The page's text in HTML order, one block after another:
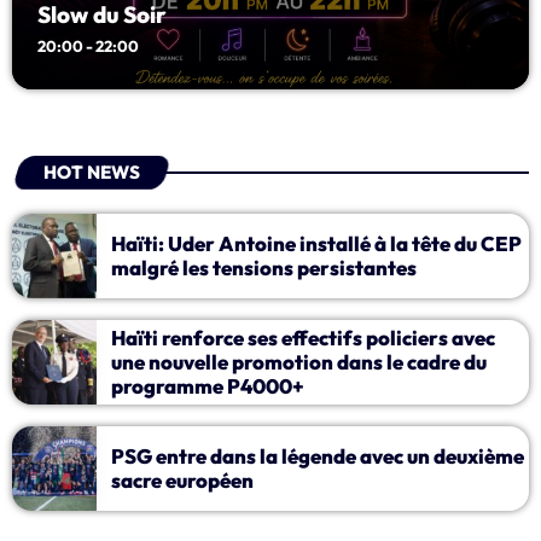
music
Slow du Soir
20:00 - 22:00
Upcoming shows
SFM by Night
Production Radio SFM
22:00 - 00:00
Slow du Soir
20:00 - 22:00
HOT NEWS
Haïti: Uder Antoine installé à la tête du CEP
malgré les tensions persistantes
Haïti renforce ses effectifs policiers avec
une nouvelle promotion dans le cadre du
programme P4000+
PSG entre dans la légende avec un deuxième
sacre européen